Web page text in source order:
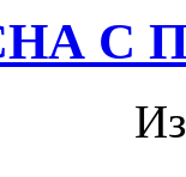
С